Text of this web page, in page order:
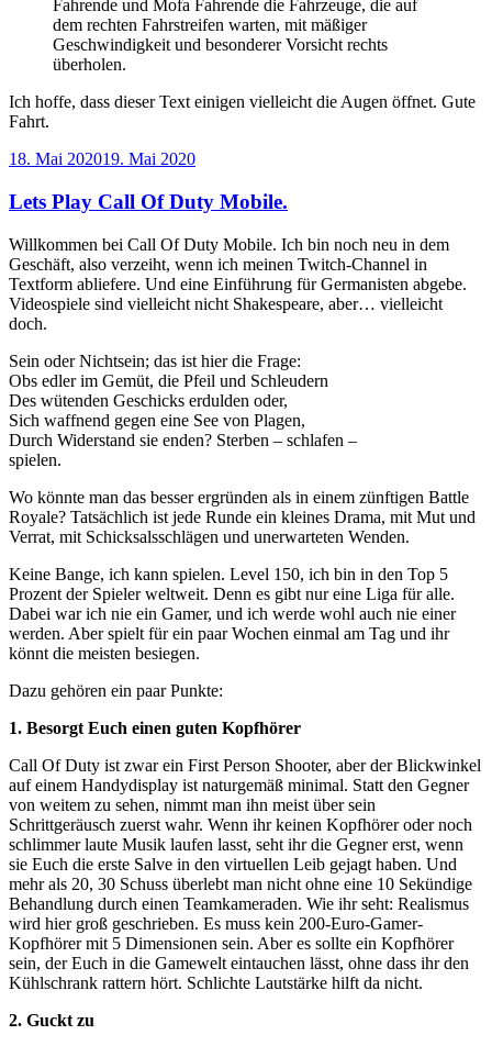
Fahrende und Mofa Fahrende die Fahrzeuge, die auf
dem rechten Fahrstreifen warten, mit mäßiger
Geschwindigkeit und besonderer Vorsicht rechts
überholen.
Ich hoffe, dass dieser Text einigen vielleicht die Augen öffnet. Gute
Fahrt.
Veröffentlicht
18. Mai 202019. Mai 2020
Lets Play Call Of Duty Mobile.
Willkommen bei Call Of Duty Mobile. Ich bin noch neu in dem
Geschäft, also verzeiht, wenn ich meinen Twitch-Channel in
Textform abliefere. Und eine Einführung für Germanisten abgebe.
Videospiele sind vielleicht nicht Shakespeare, aber… vielleicht
doch.
Sein oder Nichtsein; das ist hier die Frage:
Obs edler im Gemüt, die Pfeil und Schleudern
Des wütenden Geschicks erdulden oder,
Sich waffnend gegen eine See von Plagen,
Durch Widerstand sie enden? Sterben – schlafen –
spielen.
Wo könnte man das besser ergründen als in einem zünftigen Battle
Royale? Tatsächlich ist jede Runde ein kleines Drama, mit Mut und
Verrat, mit Schicksalsschlägen und unerwarteten Wenden.
Keine Bange, ich kann spielen. Level 150, ich bin in den Top 5
Prozent der Spieler weltweit. Denn es gibt nur eine Liga für alle.
Dabei war ich nie ein Gamer, und ich werde wohl auch nie einer
werden. Aber spielt für ein paar Wochen einmal am Tag und ihr
könnt die meisten besiegen.
Dazu gehören ein paar Punkte:
1. Besorgt Euch einen guten Kopfhörer
Call Of Duty ist zwar ein First Person Shooter, aber der Blickwinkel
auf einem Handydisplay ist naturgemäß minimal. Statt den Gegner
von weitem zu sehen, nimmt man ihn meist über sein
Schrittgeräusch zuerst wahr. Wenn ihr keinen Kopfhörer oder noch
schlimmer laute Musik laufen lasst, seht ihr die Gegner erst, wenn
sie Euch die erste Salve in den virtuellen Leib gejagt haben. Und
mehr als 20, 30 Schuss überlebt man nicht ohne eine 10 Sekündige
Behandlung durch einen Teamkameraden. Wie ihr seht: Realismus
wird hier groß geschrieben. Es muss kein 200-Euro-Gamer-
Kopfhörer mit 5 Dimensionen sein. Aber es sollte ein Kopfhörer
sein, der Euch in die Gamewelt eintauchen lässt, ohne dass ihr den
Kühlschrank rattern hört. Schlichte Lautstärke hilft da nicht.
2. Guckt zu